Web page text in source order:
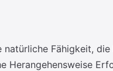
Fähigkeit,